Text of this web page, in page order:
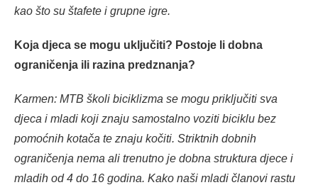
kao što su štafete i grupne igre.
Koja djeca se mogu uključiti? Postoje li dobna
ograničenja ili razina predznanja?
Karmen: MTB školi biciklizma se mogu priključiti sva
djeca i mladi koji znaju samostalno voziti biciklu bez
pomoćnih kotača te znaju kočiti. Striktnih dobnih
ograničenja nema ali trenutno je dobna struktura djece i
mladih od 4 do 16 godina. Kako naši mladi članovi rastu